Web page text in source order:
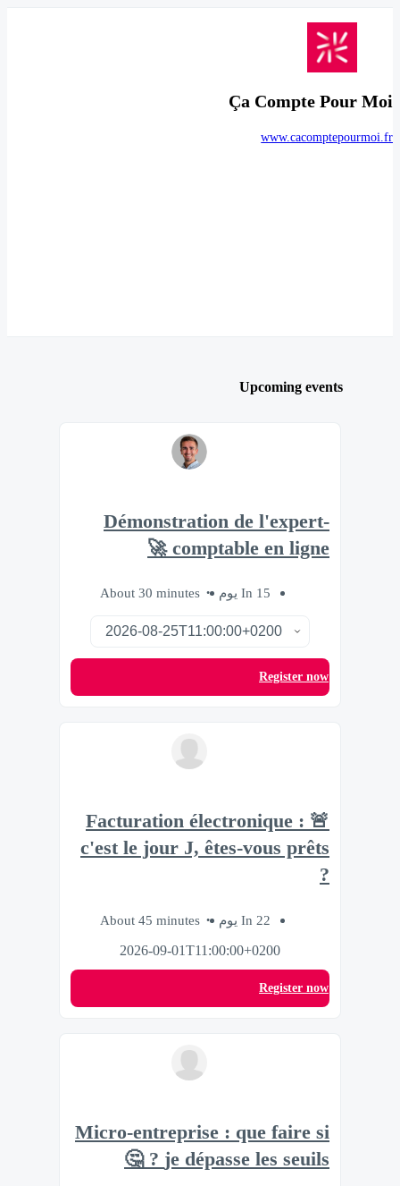
Ça Compte Pour Moi
www.cacomptepourmoi.fr
Upcoming events
Démonstration de l'expert-
comptable en ligne 🚀
In 15 يوم About 30 minutes
Register now
🚨 Facturation électronique :
c'est le jour J, êtes-vous prêts
?
In 22 يوم
About 45 minutes
2026-09-01T11:00:00+0200
Register now
Micro-entreprise : que faire si
je dépasse les seuils ? 🤔